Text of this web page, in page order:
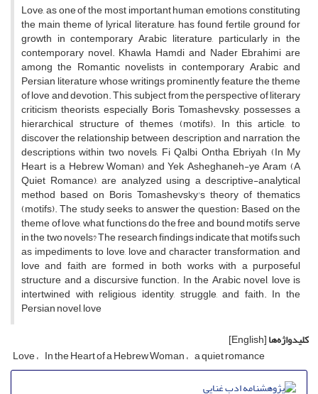
Love, as one of the most important human emotions constituting
the main theme of lyrical literature, has found fertile ground for
growth in contemporary Arabic literature, particularly in the
contemporary novel. Khawla Hamdi and Nader Ebrahimi are
among the Romantic novelists in contemporary Arabic and
Persian literature whose writings prominently feature the theme
of love and devotion. This subject, from the perspective of literary
criticism theorists, especially Boris Tomashevsky, possesses a
hierarchical structure of themes (motifs). In this article, to
discover the relationship between description and narration, the
descriptions within two novels, Fi Qalbi Ontha Ebriyah (In My
Heart is a Hebrew Woman) and Yek Asheghaneh-ye Aram (A
Quiet Romance), are analyzed using a descriptive-analytical
method based on Boris Tomashevsky's theory of thematics
(motifs). The study seeks to answer the question: Based on the
theme of love, what functions do the free and bound motifs serve
in the two novels? The research findings indicate that motifs such
as impediments to love, love and character transformation, and
love and faith are formed in both works with a purposeful
structure and a discursive function. In the Arabic novel, love is
intertwined with religious identity, struggle, and faith. In the
Persian novel, love
کلیدواژه‌ها[English]
Love In the Heart of a Hebrew Woman a quiet romance